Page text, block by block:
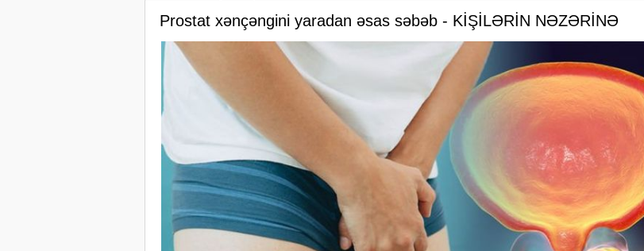
Prostat xənçəngini yaradan əsas səbəb - KİŞİLƏRİN NƏZƏRİNƏ